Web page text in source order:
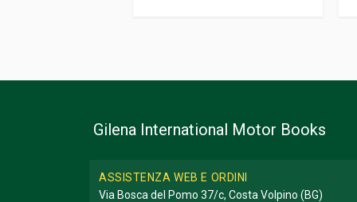
Gilena International Motor Books
ASSISTENZA WEB E ORDINI
Via Bosca del Pomo 37/c, Costa Volpino (BG)